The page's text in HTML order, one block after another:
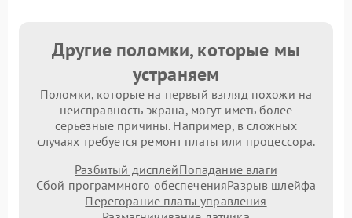
Другие поломки, которые мы
устраняем
Поломки, которые на первый взгляд похожи на
неисправность экрана, могут иметь более
серьезные причины. Например, в сложных
случаях требуется ремонт платы или процессора.
Разбитый дисплейПопадание влаги
Сбой программного обеспеченияРазрыв шлейфа
Перегорание платы управления